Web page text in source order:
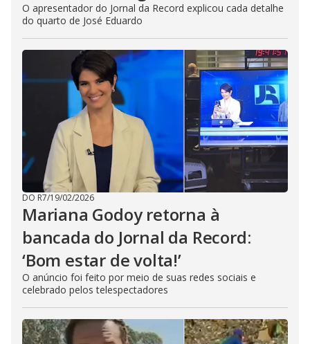
O apresentador do Jornal da Record explicou cada detalhe
do quarto de José Eduardo
DO R7/19/02/2026
Mariana Godoy retorna à
bancada do Jornal da Record:
‘Bom estar de volta!’
O anúncio foi feito por meio de suas redes sociais e
celebrado pelos telespectadores